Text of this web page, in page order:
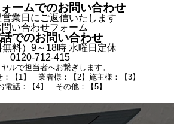
ームでのお問い合わせ
営業日にご返信いたします
問い合わせフォーム
でのお問い合わせ
無料）9～18時 水曜日定休
0120-712-415
ルで担当者へお繋ぎします。
：【1】 業者様：【2】施主様：【3】
電話：【4】 その他：【5】